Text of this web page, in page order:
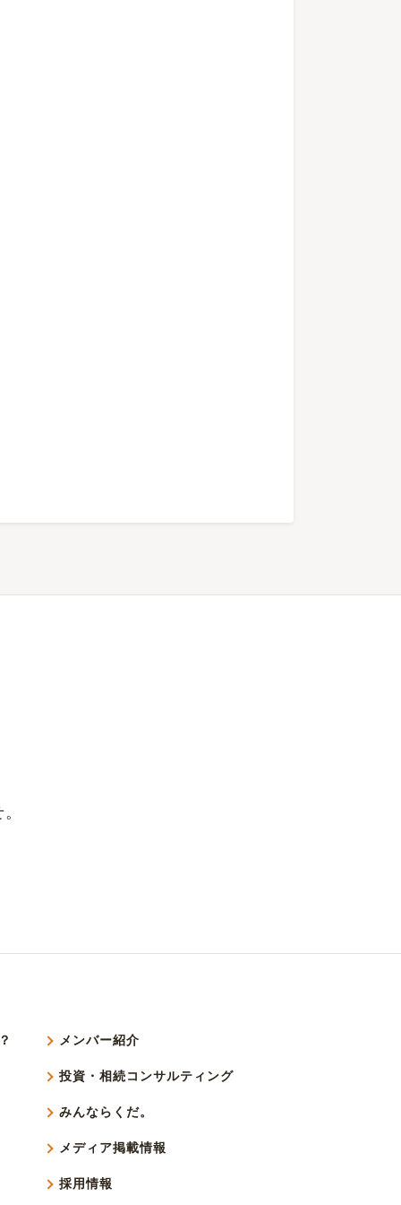
メンバー紹介
投資・相続コンサルティング
みんならくだ。
メディア掲載情報
採用情報